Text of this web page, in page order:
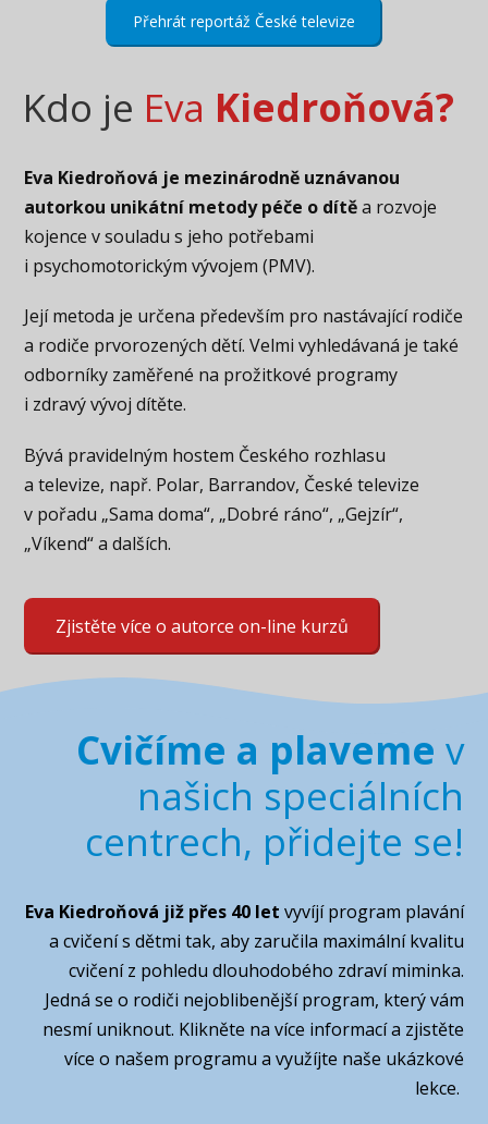
Přehrát reportáž České televize
Kdo je Eva Kiedroňová?
Eva Kiedroňová je mezinárodně uznávanou
autorkou unikátní metody péče o dítěa rozvoje
kojence v souladu s jeho potřebami
i psychomotorickým vývojem (PMV).
Její metoda je určena především pro nastávající rodiče
a rodiče prvorozených dětí. Velmi vyhledávaná je také
odborníky zaměřené na prožitkové programy
i zdravý vývoj dítěte.
Bývá pravidelným hostem Českého rozhlasu
a televize, např. Polar, Barrandov, České televize
v pořadu „Sama doma“, „Dobré ráno“, „Gejzír“,
„Víkend“ a dalších.
Zjistěte více o autorce on-line kurzů
Cvičíme a plaveme v
našich speciálních
centrech, přidejte se!
Eva Kiedroňová již přes 40 let vyvíjí program plavání
a cvičení s dětmi tak, aby zaručila maximální kvalitu
cvičení z pohledu dlouhodobého zdraví miminka.
Jedná se o rodiči nejoblibenější program, který vám
nesmí uniknout. Klikněte na více informací a zjistěte
více o našem programu a využíjte naše ukázkové
lekce.